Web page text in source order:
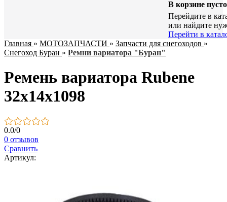
В корзине пусто
Перейдите в
или найдите
Перейти в
Главная » МОТОЗАПЧАСТИ » Запчасти для снегоходов »
Снегоход Буран » Ремни вариатора "Буран"
Ремень вариатора Rubenе
32х14х1098
0.0/0
0 отзывов
Сравнить
Артикул: